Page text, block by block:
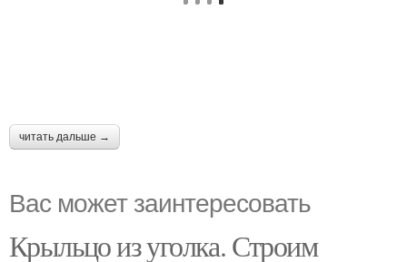
читать дальше →
Вас может заинтересовать
Крыльцо из уголка. Строим